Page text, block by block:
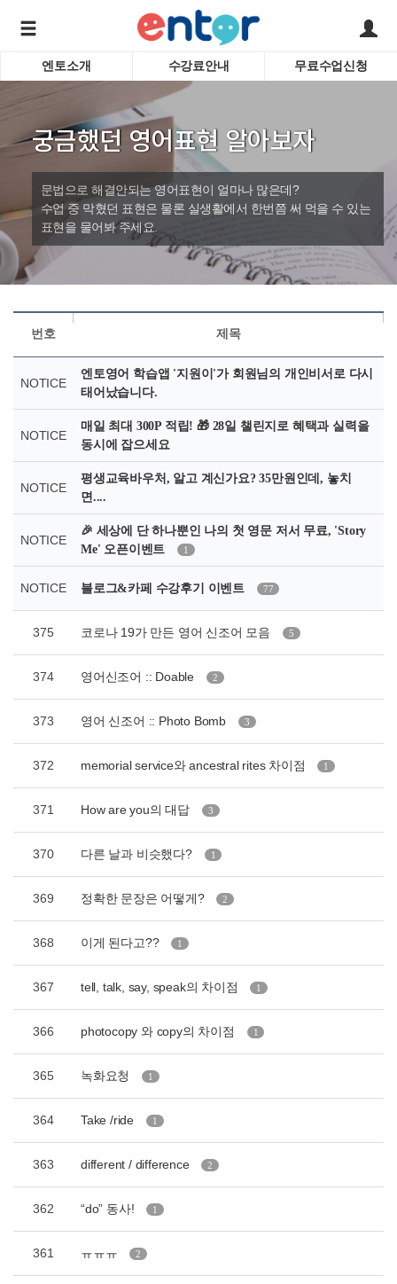
학습도우미 G1
바로가기
서비스안내
강사소개
회사소개
어린이
영자신
수업
엔토소개 수강료안내 무료수업신청
궁금했던 영어표현 알아보자
문법으로 해결안되는 영어표현이 얼마나 많은데?
수업 중 막혔던 표현은 물론 실생활에서 한번쯤 써 먹을 수 있는
표현을 물어봐 주세요.
번호 제목
NOTICE
엔토영어 학습앱 '지원이'가 회원님의 개인비서로 다시
태어났습니다.
NOTICE
매일 최대 300P 적립! 🎁 28일 챌린지로 혜택과 실력을
동시에 잡으세요
NOTICE
평생교육바우처, 알고 계신가요? 35만원인데, 놓치
면....
NOTICE
🎉 세상에 단 하나뿐인 나의 첫 영문 저서 무료, 'Story
Me' 오픈이벤트
1
NOTICE 블로그&카페 수강후기 이벤트 77
375 코로나 19가 만든 영어 신조어 모음 5
374 영어신조어 :: Doable 2
373 영어 신조어 :: Photo Bomb 3
372 memorial service와 ancestral rites 차이점 1
371 How are you의 대답 3
370 다른 날과 비슷했다? 1
369 정확한 문장은 어떻게? 2
368 이게 된다고?? 1
367 tell, talk, say, speak의 차이점 1
366 photocopy 와 copy의 차이점 1
365 녹화요청 1
364 Take /ride 1
363 different / difference 2
362 “do” 동사! 1
361 ㅠㅠㅠ 2